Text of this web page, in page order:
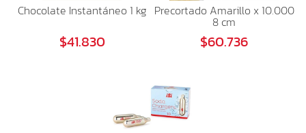
Chocolate Instantáneo 1 kg
$41.830
Precortado Amarillo x 10.000
8 cm
$60.736